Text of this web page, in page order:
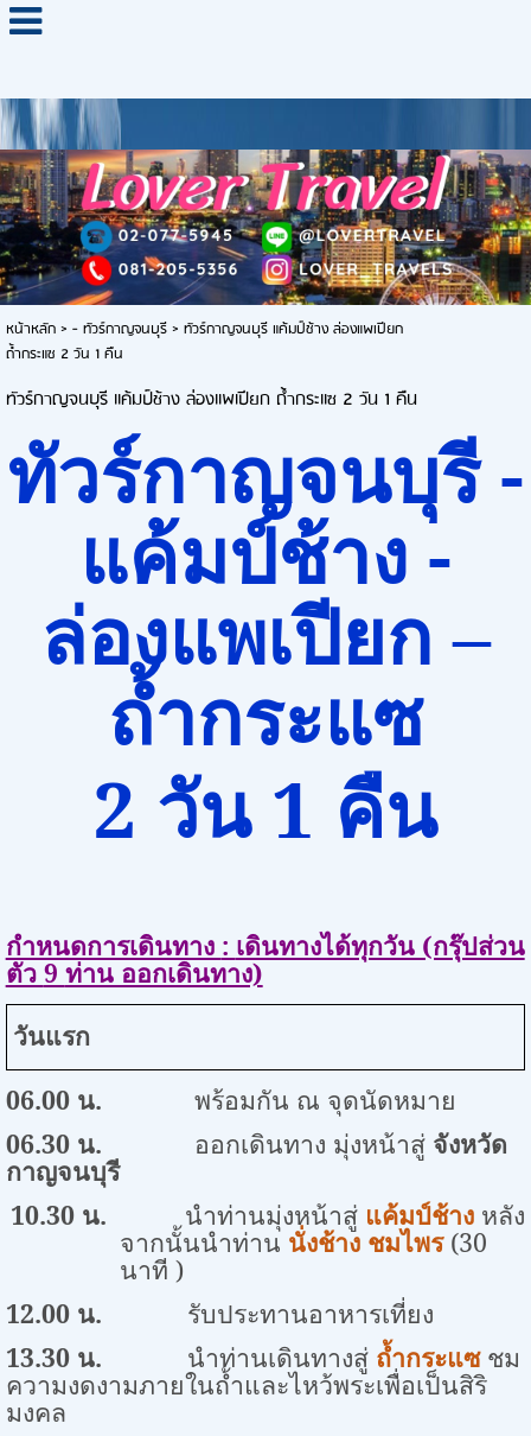
หน้าหลัก> - ทัวร์กาญจนบุรี> ทัวร์กาญจนบุรี แค้มป์ช้าง ล่องแพเปียก
ถ้ำกระแซ 2 วัน 1 คืน
ทัวร์กาญจนบุรี แค้มป์ช้าง ล่องแพเปียก ถ้ำกระแซ 2 วัน 1 คืน
ทัวร์กาญจนบุรี -
แค้มป์ช้าง -
ล่องแพเปียก –
ถ้ำกระแซ
2 วัน 1 คืน
กำหนดการเดินทาง : เดินทางได้ทุกวัน (กรุ๊ปส่วน
ตัว 9 ท่าน ออกเดินทาง)
วันแรก
06.00 น.
พร้อมกัน ณ จุดนัดหมาย
06.30 น. ออกเดินทาง มุ่งหน้าสู่ จังหวัด
กาญจนบุรี
10.30น. นำท่านมุ่งหน้าสู่ แค้มป์ช้างหลัง
จากนั้นนำท่าน นั่งช้าง ชมไพร (30
นาที )
12.00น.
รับประทานอาหารเที่ยง
13.30น. นำท่านเดินทางสู่ ถ้ำกระแซ ชม
ความงดงามภายในถ้ำและไหว้พระเพื่อเป็นสิริ
มงคล